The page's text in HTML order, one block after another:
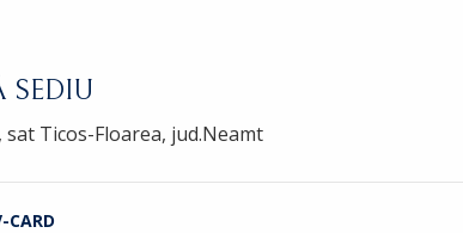
SEDIU
sat Ticos-Floarea, jud.Neamt
CARD